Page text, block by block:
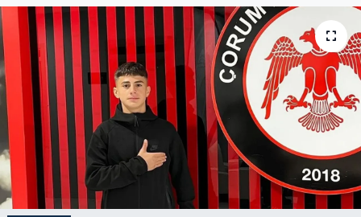
EĞİTİM
İLÇELER
OTOPARK
TEKNOLOJİ
Haber Arşivi